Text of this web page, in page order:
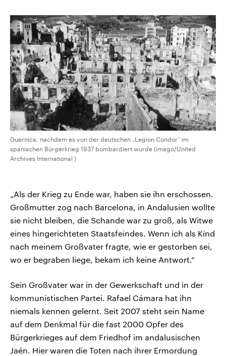
Guernica, nachdem es von der deutschen „Legion Condor“ im
spanischen Bürgerkrieg 1937 bombardiert wurde (imago/United
Archives International )
„Als der Krieg zu Ende war, haben sie ihn erschossen.
Großmutter zog nach Barcelona, in Andalusien wollte
sie nicht bleiben, die Schande war zu groß, als Witwe
eines hingerichteten Staatsfeindes. Wenn ich als Kind
nach meinem Großvater fragte, wie er gestorben sei,
wo er begraben liege, bekam ich keine Antwort.“
Sein Großvater war in der Gewerkschaft und in der
kommunistischen Partei. Rafael Cámara hat ihn
niemals kennen gelernt. Seit 2007 steht sein Name
auf dem Denkmal für die fast 2000 Opfer des
Bürgerkrieges auf dem Friedhof im andalusischen
Jaén. Hier waren die Toten nach ihrer Ermordung